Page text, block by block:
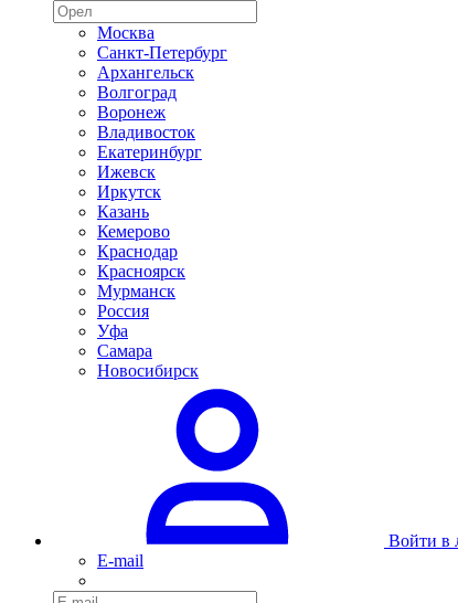
Москва
Санкт-Петербург
Архангельск
Волгоград
Воронеж
Владивосток
Екатеринбург
Ижевск
Иркутск
Казань
Кемерово
Краснодар
Красноярск
Мурманск
Россия
Уфа
Самара
Новосибирск
Войти в
E-mail